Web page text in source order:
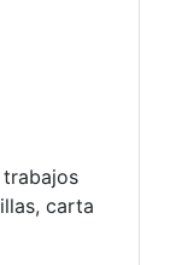
carta